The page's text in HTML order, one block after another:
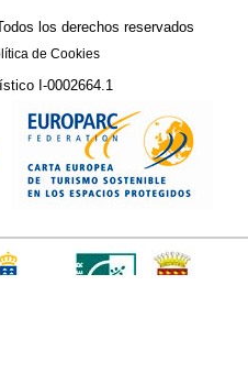
los derechos reservados
de Cookies
I-0002664.1